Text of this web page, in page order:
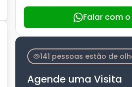
Falar com
141 pessoas estão de
Agende uma Visita